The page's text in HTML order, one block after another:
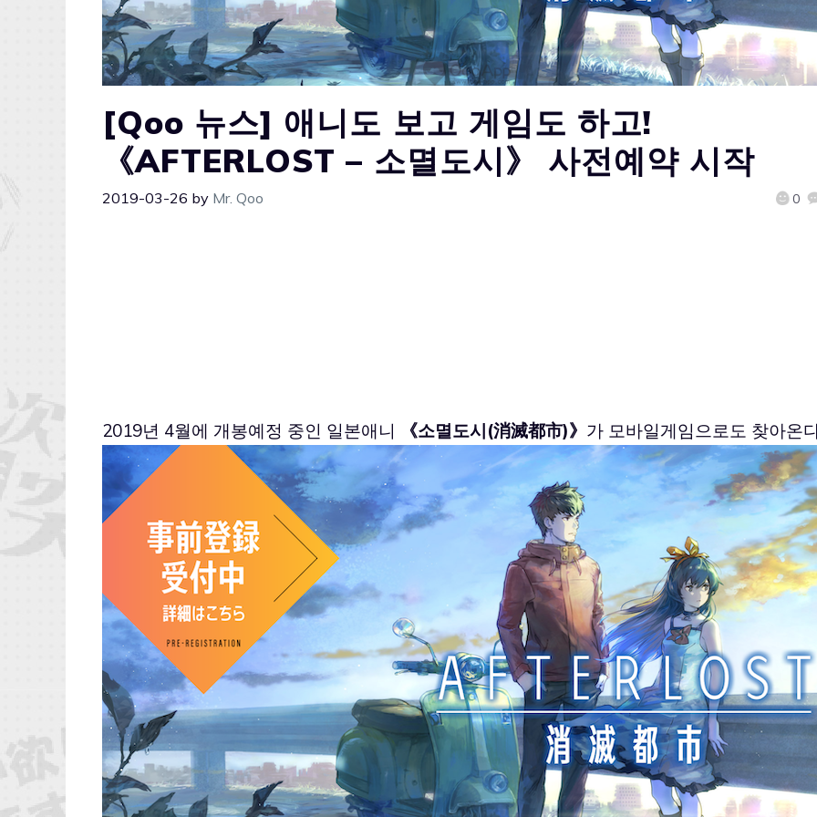
[Qoo 뉴스] 애니도 보고 게임도 하고!
《AFTERLOST – 소멸도시》 사전예약 시작
2019-03-26 by Mr. Qoo 0
2019년 4월에 개봉예정 중인 일본애니 《소멸도시(消滅都市)》 가 모바일게임으로도 찾아온